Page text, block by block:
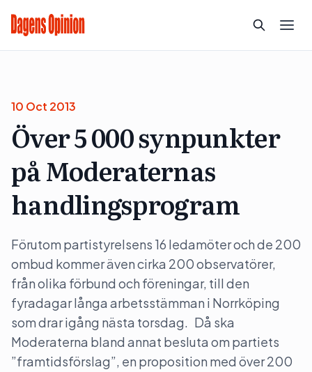
10 Oct 2013
Över 5 000 synpunkter
på Moderaternas
handlingsprogram
Förutom partistyrelsens 16 ledamöter och de 200
ombud kommer även cirka 200 observatörer,
från olika förbund och föreningar, till den
fyradagar långa arbetsstämman i Norrköping
som drar igång nästa torsdag. Då ska
Moderaterna bland annat besluta om partiets
”framtidsförslag”, en proposition med över 200